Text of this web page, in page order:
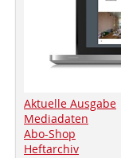
Aktuelle Ausgabe
Mediadaten
Abo-Shop
Heftarchiv